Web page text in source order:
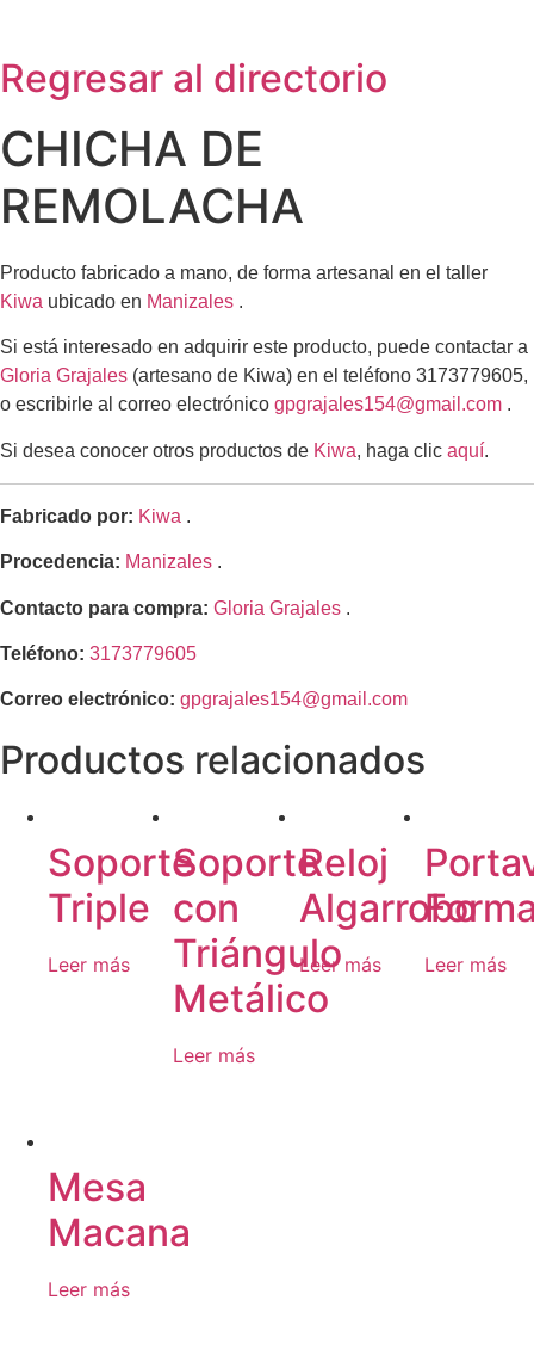
Regresar al directorio
CHICHA DE
REMOLACHA
Producto fabricado a mano, de forma artesanal en el taller
Kiwa ubicado en Manizales .
Si está interesado en adquirir este producto, puede contactar a
Gloria Grajales (artesano de Kiwa) en el teléfono 3173779605,
o escribirle al correo electrónico gpgrajales154@gmail.com .
Si desea conocer otros productos de Kiwa, haga clic aquí.
Fabricado por: Kiwa .
Procedencia: Manizales .
Contacto para compra: Gloria Grajales .
Teléfono: 3173779605
Correo electrónico: gpgrajales154@gmail.com
Productos relacionados
Soporte
Triple
Leer más
Soporte
con
Triángulo
Metálico
Leer más
Reloj
Algarrobo
Leer más Leer más
Mesa
Macana
Leer más